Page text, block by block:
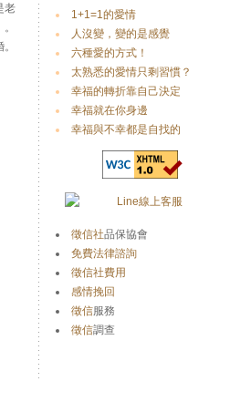
老
1+1=1的愛情
人沒變，變的是感覺
六種愛的方式！
太熟悉的愛情只剩習慣？
幸福的轉折靠自己決定
幸福就在你身邊
幸福與不幸都是自找的
徵信社品保協會
免費法律諮詢
徵信社費用
感情挽回
徵信服務
徵信調查